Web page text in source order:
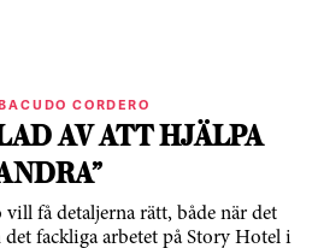
CORDERO
AV ATT HJÄLPA
få detaljerna rätt, både när det
det fackliga arbetet på Story Hotel i